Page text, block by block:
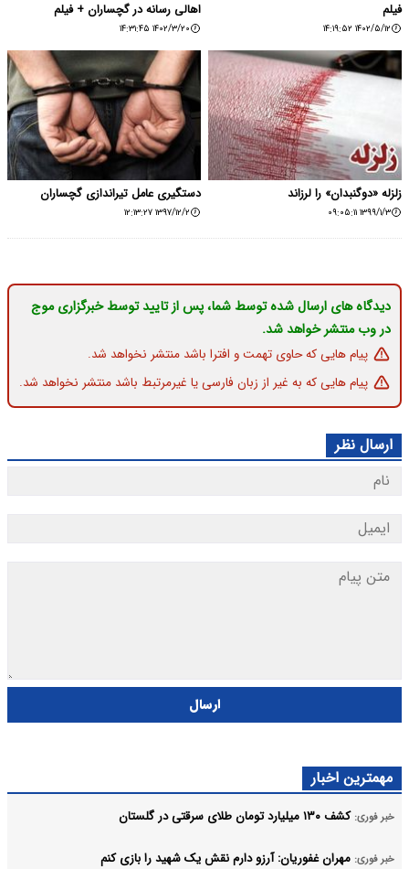
فیلم
۱۴۰۲/۵/۱۲ ۱۴:۱۹:۵۲
اهالی رسانه در گچساران + فیلم
۱۴۰۲/۳/۲۰ ۱۴:۳۱:۴۵
زلزله «دوگنبدان» را لرزاند
۱۳۹۹/۱/۳ ۰۹:۰۵:۱۱
دستگیری عامل تیراندازی گچساران
۱۳۹۷/۱۲/۲ ۱۲:۱۳:۲۷
دیدگاه های ارسال شده توسط شما، پس از تایید توسط خبرگزاری موج
در وب منتشر خواهد شد.
پیام هایی که حاوی تهمت و افترا باشد منتشر نخواهد شد.
پیام هایی که به غیر از زبان فارسی یا غیرمرتبط باشد منتشر نخواهد شد.
ارسال نظر
ارسال
مهمترین اخبار
خبر فوری: کشف ۱۳۰ میلیارد تومان طلای سرقتی در گلستان
خبر فوری: مهران غفوریان: آرزو دارم نقش یک شهید را بازی کنم